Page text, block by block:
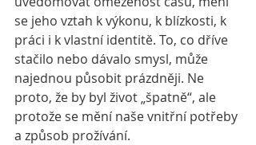
se jeho vztah k výkonu, k blízkosti, k
práci i k vlastní identitě. To, co dříve
stačilo nebo dávalo smysl, může
najednou působit prázdněji. Ne
proto, že by byl život „špatně“, ale
protože se mění naše vnitřní potřeby
a způsob prožívání.